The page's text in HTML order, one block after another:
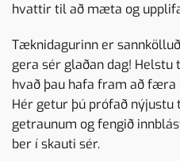
hvattir til að mæta og
Tæknidagurinn er
gera sér glaðan dag!
hvað þau hafa fram að
Hér getur þú prófað
getraunum og fengið
ber í skauti sér.